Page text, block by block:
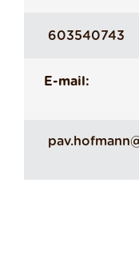
603540743
E-mail: